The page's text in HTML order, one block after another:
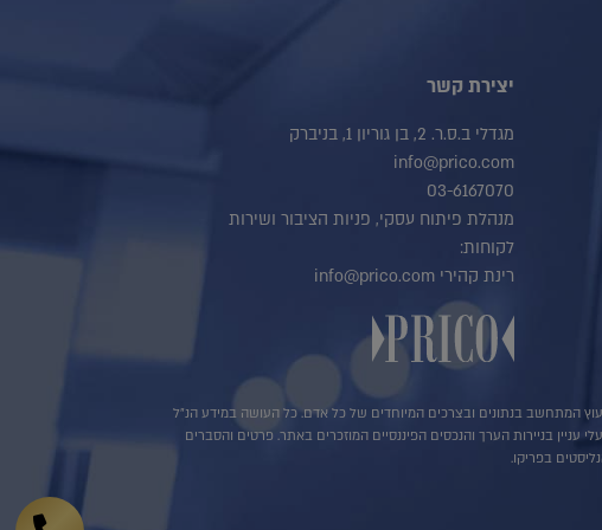
יצירת קשר
מגדלי ב.ס.ר. 2, בן גוריון 1, בניברק
info@prico.com
03-6167070
מנהלת פיתוח עסקי, פניות הציבור ושירות
לקוחות:
רינת קהירי info@prico.com
המתחשב בנתונים ובצרכים המיוחדים של כל אדם. כל העושה במידע הנ"ל
בניירות הערך והנכסים הפיננסיים המוזכרים באתר. פרטים והסברים
בפריקו.